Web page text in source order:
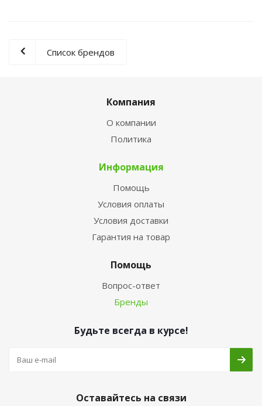
Список брендов
Компания
О компании
Политика
Информация
Помощь
Условия оплаты
Условия доставки
Гарантия на товар
Помощь
Вопрос-ответ
Бренды
Будьте всегда в курсе!
Оставайтесь на связи